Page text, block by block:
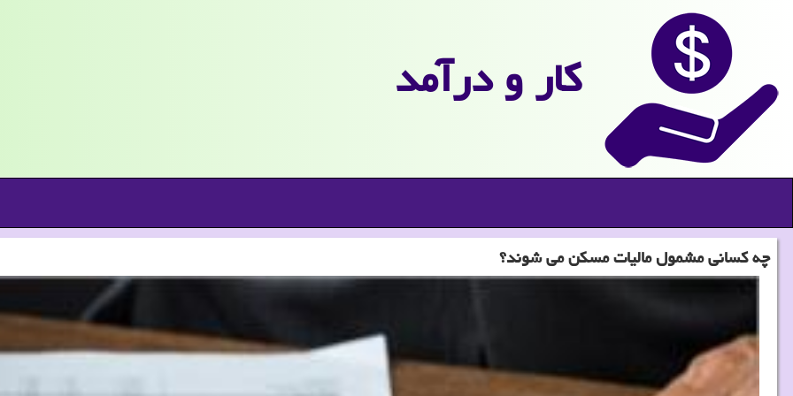
كار و درآمد
چه كسانی مشمول مالیات مسكن می شوند؟